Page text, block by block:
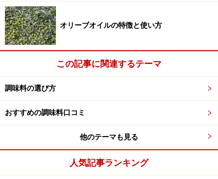
歴史
梅の原産は中国と言われていますが、梅の木が日本に伝
わったのは3世紀の終わり頃と言われています。ちなみ
に中国の梅干しは、酢漬けの梅の事を言い、日本の塩漬
けの物とは違っていて、今日本で食べられている梅干し
日本で梅干しが作られるようになったのは、平安時代と
り、その疫病を梅干しと昆布のお茶で治したと言う事か
らこれが元旦に飲む縁起物として後世に受け継がれ「大
オリーブオイルの特徴と使い方
この記事に関連するテーマ
調味料の選び方
おすすめの調味料口コミ
他のテーマも見る
人気記事ランキング